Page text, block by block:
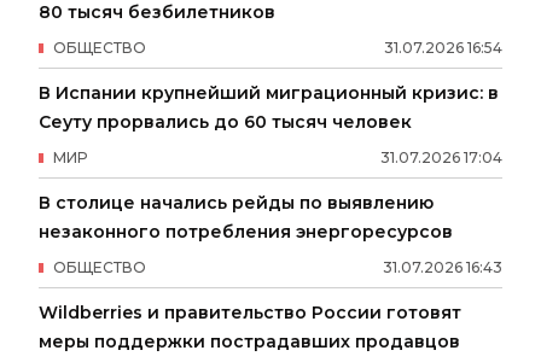
80 тысяч безбилетников
31.07.2026 16:54
ОБЩЕСТВО
В Испании крупнейший миграционный кризис: в
Сеуту прорвались до 60 тысяч человек
31.07.2026 17:04
МИР
В столице начались рейды по выявлению
незаконного потребления энергоресурсов
31.07.2026 16:43
ОБЩЕСТВО
Wildberries и правительство России готовят
меры поддержки пострадавших продавцов